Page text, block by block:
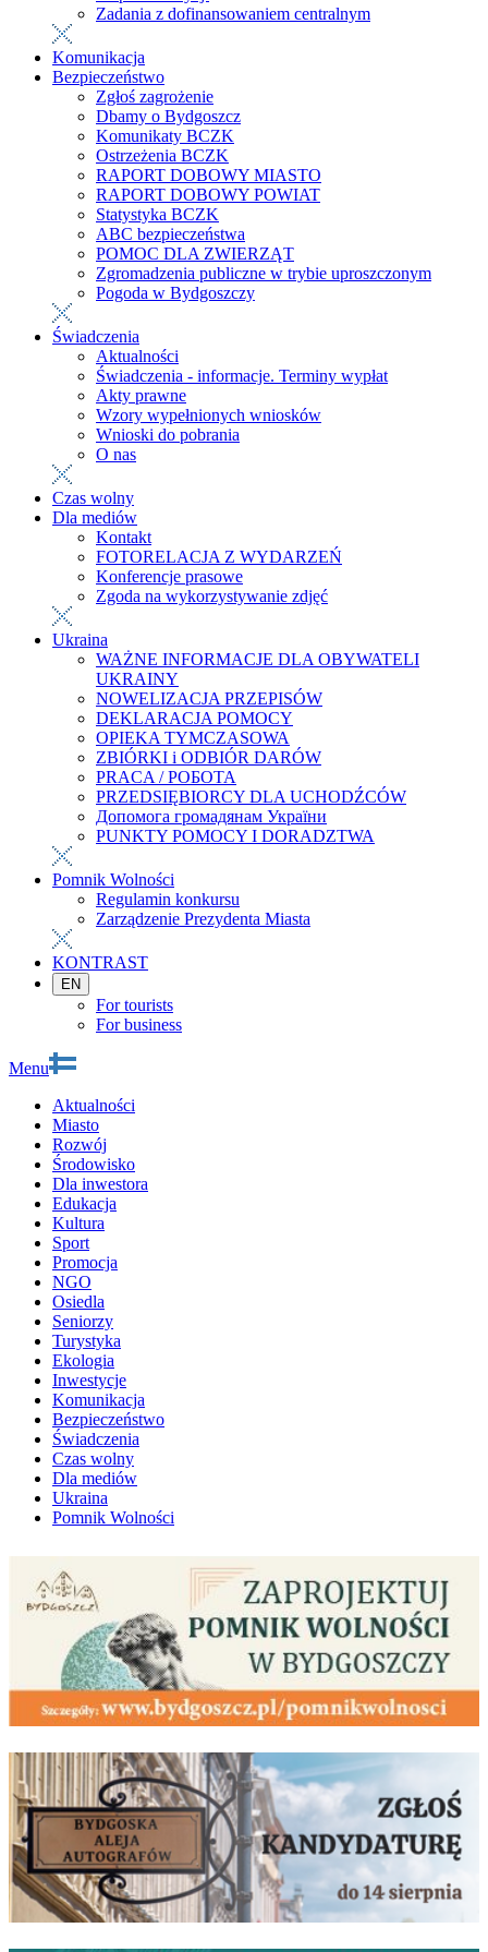
Zadania z dofinansowaniem centralnym
Komunikacja
Bezpieczeństwo
Zgłoś zagrożenie
Dbamy o Bydgoszcz
Komunikaty BCZK
Ostrzeżenia BCZK
RAPORT DOBOWY MIASTO
RAPORT DOBOWY POWIAT
Statystyka BCZK
ABC bezpieczeństwa
POMOC DLA ZWIERZĄT
Zgromadzenia publiczne w trybie uproszczonym
Pogoda w Bydgoszczy
Świadczenia
Aktualności
Świadczenia - informacje. Terminy wypłat
Akty prawne
Wzory wypełnionych wniosków
Wnioski do pobrania
O nas
Czas wolny
Dla mediów
Kontakt
FOTORELACJA Z WYDARZEŃ
Konferencje prasowe
Zgoda na wykorzystywanie zdjęć
Ukraina
WAŻNE INFORMACJE DLA OBYWATELI
UKRAINY
NOWELIZACJA PRZEPISÓW
DEKLARACJA POMOCY
OPIEKA TYMCZASOWA
ZBIÓRKI i ODBIÓR DARÓW
PRACA / РОБОТА
PRZEDSIĘBIORCY DLA UCHODŹCÓW
Допомога громадянам України
PUNKTY POMOCY I DORADZTWA
Pomnik Wolności
Regulamin konkursu
Zarządzenie Prezydenta Miasta
KONTRAST
EN
For tourists
For business
Menu
Aktualności
Miasto
Rozwój
Środowisko
Dla inwestora
Edukacja
Kultura
Sport
Promocja
NGO
Osiedla
Seniorzy
Turystyka
Ekologia
Inwestycje
Komunikacja
Bezpieczeństwo
Świadczenia
Czas wolny
Dla mediów
Ukraina
Pomnik Wolności